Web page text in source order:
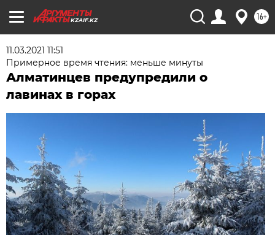
KZAIF.KZ 16+
11.03.2021 11:51
Примерное время чтения: меньше минуты
Алматинцев предупредили о
лавинах в горах